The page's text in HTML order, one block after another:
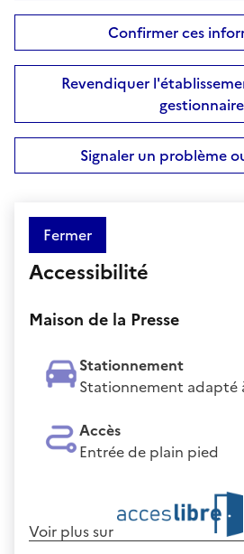
Confirmer ces
Revendiquer
gestionnaire
Signaler un problème
Fermer
Accessibilité
Maison de la Presse
Stationnement
Stationnement adapté
Accès
Entrée de plain pied
Voir plus sur